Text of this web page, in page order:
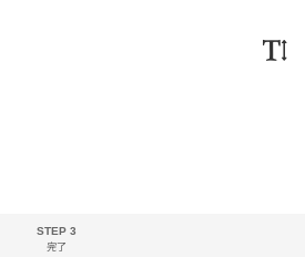
STEP 3
完了